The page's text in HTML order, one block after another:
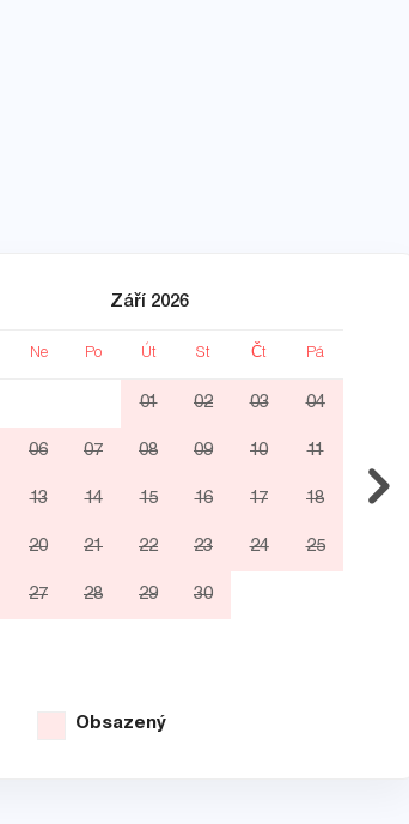
Září 2026
Ne Po Út St Čt Pá
01 02 03 04
06 07 08 09 10 11
13 14 15 16 17 18
20 21 22 23 24 25
27 28 29 30
Obsazený